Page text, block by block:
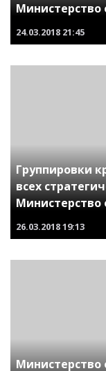
Министерство
24.03.2018 21:45
Группировки
всех
Министерство
26.03.201819:13
Министерство